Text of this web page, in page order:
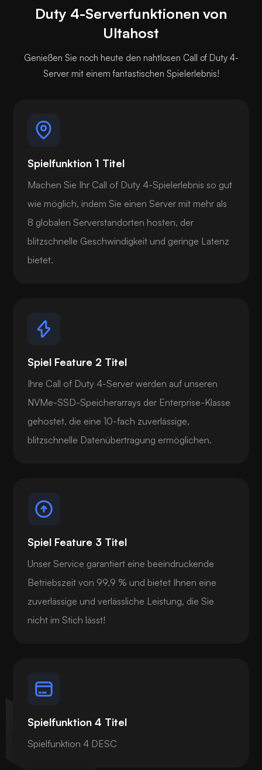
Duty 4-Serverfunktionen von
Ultahost
Genießen Sie noch heute den nahtlosen Call of Duty 4-
Server mit einem fantastischen Spielerlebnis!
Spielfunktion 1 Titel
Machen Sie Ihr Call of Duty 4-Spielerlebnis so gut
wie möglich, indem Sie einen Server mit mehr als
8 globalen Serverstandorten hosten, der
blitzschnelle Geschwindigkeit und geringe Latenz
bietet.
Spiel Feature 2 Titel
Ihre Call of Duty 4-Server werden auf unseren
NVMe-SSD-Speicherarrays der Enterprise-Klasse
gehostet, die eine 10-fach zuverlässige,
blitzschnelle Datenübertragung ermöglichen.
Spiel Feature 3 Titel
Unser Service garantiert eine beeindruckende
Betriebszeit von 99,9 % und bietet Ihnen eine
zuverlässige und verlässliche Leistung, die Sie
nicht im Stich lässt!
Spielfunktion 4 Titel
Spielfunktion 4 DESC